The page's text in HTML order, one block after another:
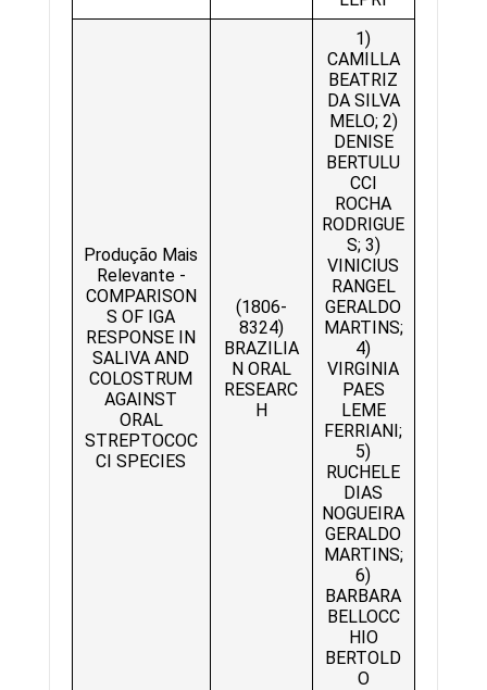
Produção Mais
Relevante -
COMPARISON
S OF IGA
RESPONSE IN
SALIVA AND
COLOSTRUM
AGAINST
ORAL
STREPTOCOC
CI SPECIES
(1806-
8324)
BRAZILIA
N ORAL
RESEARC
H
1)
CAMILLA
BEATRIZ
DA SILVA
MELO; 2)
DENISE
BERTULU
CCI
ROCHA
RODRIGUE
S; 3)
VINICIUS
RANGEL
GERALDO
MARTINS;
4)
VIRGINIA
PAES
LEME
FERRIANI;
5)
RUCHELE
DIAS
NOGUEIRA
GERALDO
MARTINS;
6)
BARBARA
BELLOCC
HIO
BERTOLD
O